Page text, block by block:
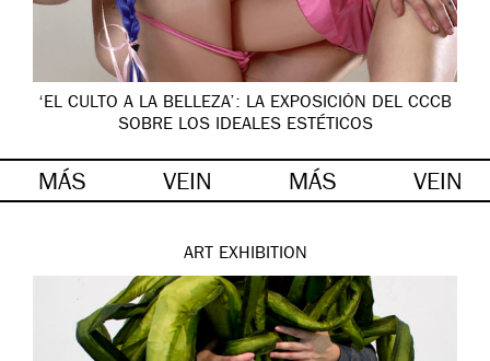
‘EL CULTO A LA BELLEZA’: LA EXPOSICIÓN DEL CCCB
SOBRE LOS IDEALES ESTÉTICOS
MÁS VEIN MÁS VEIN
ART EXHIBITION